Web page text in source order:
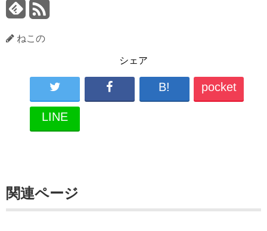
ねこの
シェア
B! pocket
LINE
関連ページ